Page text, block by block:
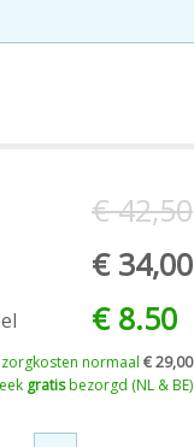
€ 42,50
€ 34,00
€ 8.50
normaal € 29,00
gratisbezorgd (NL & BE)